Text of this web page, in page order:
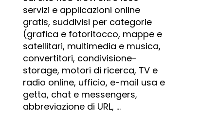
servizi e applicazioni online
gratis, suddivisi per categorie
(grafica e fotoritocco, mappe e
satellitari, multimedia e musica,
convertitori, condivisione-
storage, motori di ricerca, TV e
radio online, ufficio, e-mail usa e
getta, chat e messengers,
abbreviazione di URL, ...